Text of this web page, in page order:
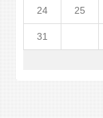
24 25
31